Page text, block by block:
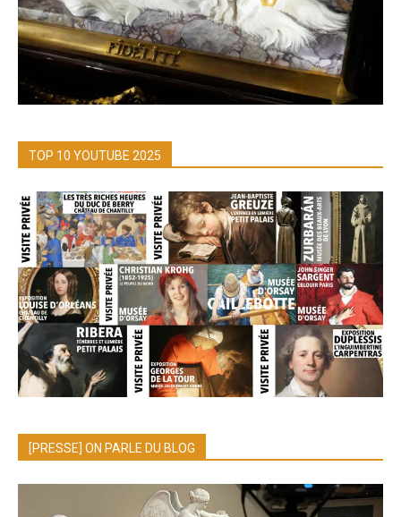
TOP 10 YOUTUBE 2025
[PRESSE] ON PARLE DU BLOG